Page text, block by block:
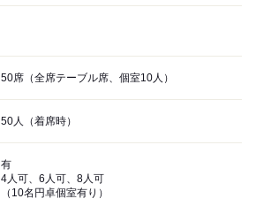
50席（全席テーブル席、個室10人）
50人（着席時）
有
4人可、6人可、8人可
（10名円卓個室有り）